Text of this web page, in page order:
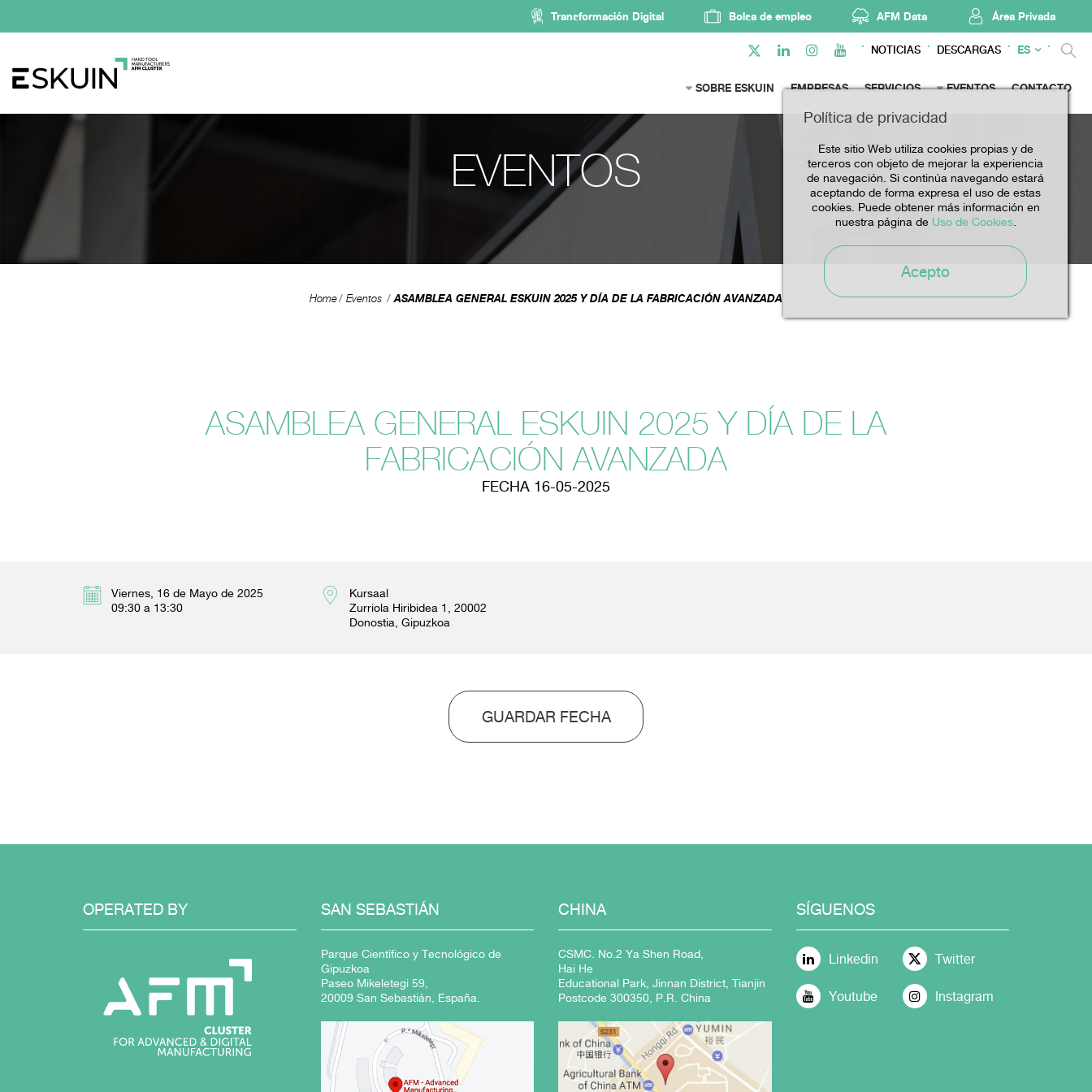
Transformación Digital Bolsa de empleo AFM Data Área Privada
NOTICIAS DESCARGAS ES
SOBRE ESKUIN EMPRESAS SERVICIOS EVENTOS CONTACTO
Política de privacidad
Este sitio Web utiliza cookies propias y de
terceros con objeto de mejorar la experiencia
de navegación. Si continúa navegando estará
aceptando de forma expresa el uso de estas
cookies. Puede obtener más información en
nuestra página de Uso de Cookies.
Acepto
EVENTOS
Home Eventos ASAMBLEA GENERAL ESKUIN 2025 Y DÍA DE LA FABRICACIÓN AVANZADA
ASAMBLEA GENERAL ESKUIN 2025 Y DÍA DE LA
FABRICACIÓN AVANZADA
FECHA 16-05-2025
Viernes, 16 de Mayo de 2025
09:30 a 13:30
Kursaal
Zurriola Hiribidea 1, 20002
Donostia, Gipuzkoa
GUARDAR FECHA
OPERATED BY SAN SEBASTIÁN
Parque Científico y Tecnológico de
Gipuzkoa
Paseo Mikeletegi 59,
20009 San Sebastián, España.
CHINA
CSMC. No.2 Ya Shen Road,
Hai He
Educational Park, Jinnan District, Tianjin
Postcode 300350, P.R. China
SÍGUENOS
Linkedin Twitter
Youtube Instagram